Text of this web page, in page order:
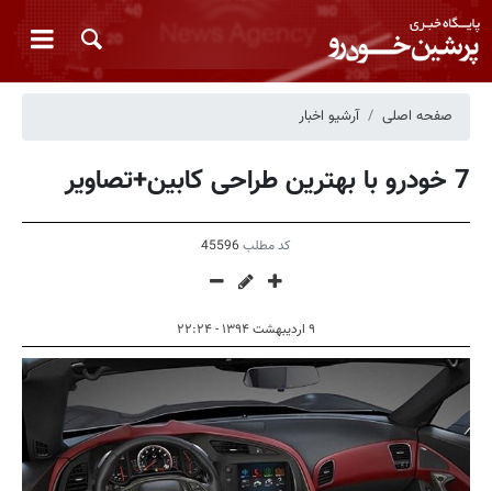
صفحه اصلی آرشیو اخبار
7 خودرو با بهترین طراحی کابین+تصاویر
کد مطلب 45596
۹ اردیبهشت ۱۳۹۴ - ۲۲:۲۴